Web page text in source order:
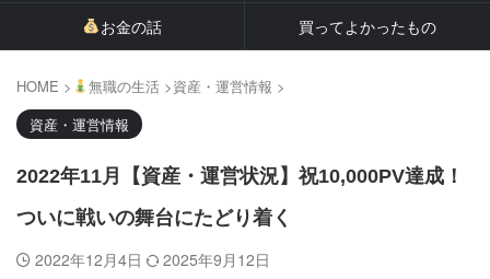
お金の話 買ってよかったもの
HOME > 無職の生活 >資産・運営情報 >
資産・運営情報
2022年11月【資産・運営状況】祝10,000PV達成！
ついに戦いの舞台にたどり着く
2022年12月4日
2025年9月12日